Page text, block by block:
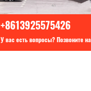
+8613925575426
У вас есть вопросы? Позвоните